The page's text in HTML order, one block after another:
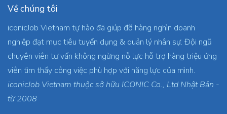
Về chúng tôi
iconicJob Vietnam tự hào đã giúp đỡ hàng nghìn doanh
nghiệp đạt mục tiêu tuyển dụng & quản lý nhân sự. Đội ngũ
chuyên viên tư vấn không ngừng nỗ lực hỗ trợ hàng triệu ứng
viên tìm thấy công việc phù hợp với năng lực của mình.
iconicJob Vietnam thuộc sở hữu ICONIC Co., Ltd Nhật Bản -
từ 2008